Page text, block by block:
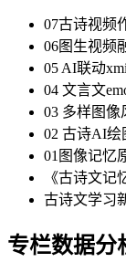
07古诗视频
06图生视频
05 AI联动
04 文言文
03 多样图像
02 古诗AI绘
01图像记忆
《古诗文
古诗文学习
专栏数据分